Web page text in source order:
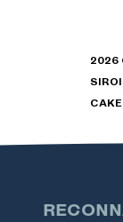
2026
CAKE